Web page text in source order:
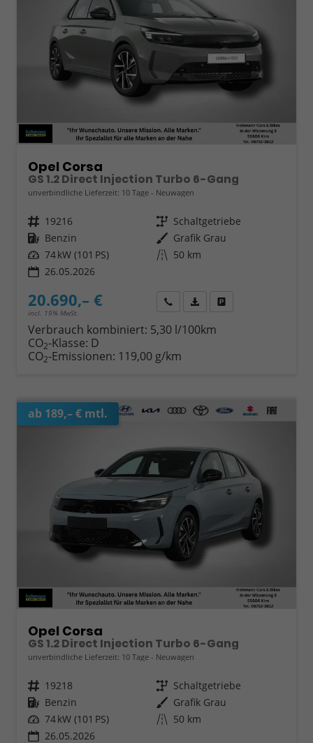
Opel Corsa
GS 1.2 Direct Injection Turbo 6-Gang
unverbindliche Lieferzeit: 10 Tage Neuwagen
Fahrzeugnr. 19216 Getriebe Schaltgetriebe
Kraftstoff Benzin Außenfarbe Grafik Grau
Leistung 74 kW (101 PS) Kilometerstand 50 km
26.05.2026
20.690,– €
incl. 19% MwSt.
Wir rufen Sie anFahrzeugexposé (PDF)
Verbrauch kombiniert: 5,30 l/100km
CO2-Klasse: D
CO2-Emissionen: 119,00 g/km
ab 189,– € mtl.
Opel Corsa
GS 1.2 Direct Injection Turbo 6-Gang
unverbindliche Lieferzeit: 10 Tage Neuwagen
Fahrzeugnr. 19218 Getriebe Schaltgetriebe
Kraftstoff Benzin Außenfarbe Grafik Grau
Leistung 74 kW (101 PS) Kilometerstand 50 km
26.05.2026